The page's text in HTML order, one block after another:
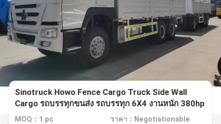
Sinotruck Howo Fence Cargo Truck Side Wall
Cargo รถบรรทุกขนส่ง รถบรรทุก 6X4 งานหนัก 380hp
MOQ：1 pc ราคา：Negotiationable